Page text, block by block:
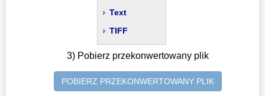
Text
TIFF
3) Pobierz przekonwertowany plik
POBIERZ PRZEKONWERTOWANY PLIK